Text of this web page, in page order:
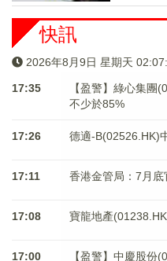
快訊
2026年8月9日 星期天
17:35
【盈警】綠心集團
不少於85%
17:26 德適-B(02526.HK)
17:11 香港金管局：7月
17:08 寶龍地產
17:00
【盈警】中慶股份